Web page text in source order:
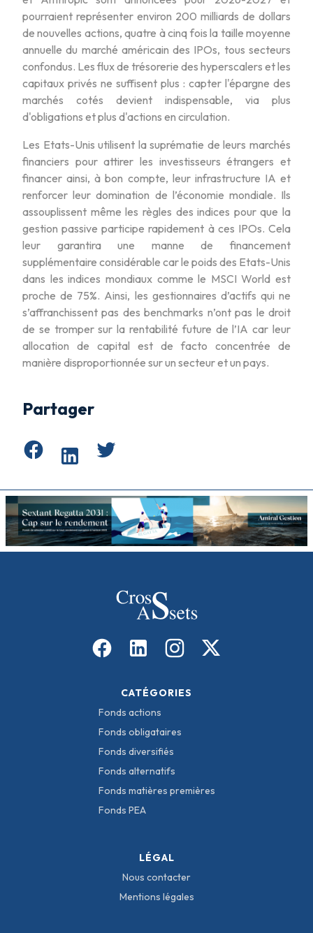
pourraient représenter environ 200 milliards de dollars
de nouvelles actions, quatre à cinq fois la taille moyenne
annuelle du marché américain des IPOs, tous secteurs
confondus. Les flux de trésorerie des hyperscalers et les
capitaux privés ne suffisent plus : capter l'épargne des
marchés cotés devient indispensable, via plus
d'obligations et plus d'actions en circulation.
Les Etats-Unis utilisent la suprématie de leurs marchés
financiers pour attirer les investisseurs étrangers et
financer ainsi, à bon compte, leur infrastructure IA et
renforcer leur domination de l’économie mondiale. Ils
assouplissent même les règles des indices pour que la
gestion passive participe rapidement à ces IPOs. Cela
leur garantira une manne de financement
supplémentaire considérable car le poids des Etats-Unis
dans les indices mondiaux comme le MSCI World est
proche de 75%. Ainsi, les gestionnaires d’actifs qui ne
s’affranchissent pas des benchmarks n’ont pas le droit
de se tromper sur la rentabilité future de l’IA car leur
allocation de capital est de facto concentrée de
manière disproportionnée sur un secteur et un pays.
Partager
CATÉGORIES
Fonds actions
Fonds obligataires
Fonds diversifiés
Fonds alternatifs
Fonds matières premières
Fonds PEA
LÉGAL
Nous contacter
Mentions légales